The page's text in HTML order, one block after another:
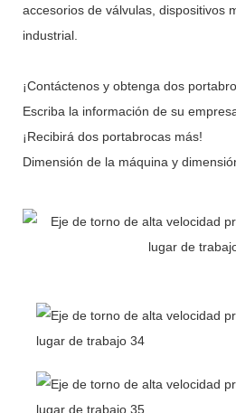
accesorios de válvulas, dispositivos
industrial.
¡Contáctenos y obtenga dos
Escriba la información de su
¡Recibirá dos portabrocas más!
Dimensión de la máquina y